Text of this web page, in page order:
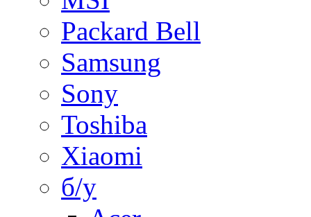
Packard Bell
Samsung
Sony
Toshiba
Xiaomi
б/у